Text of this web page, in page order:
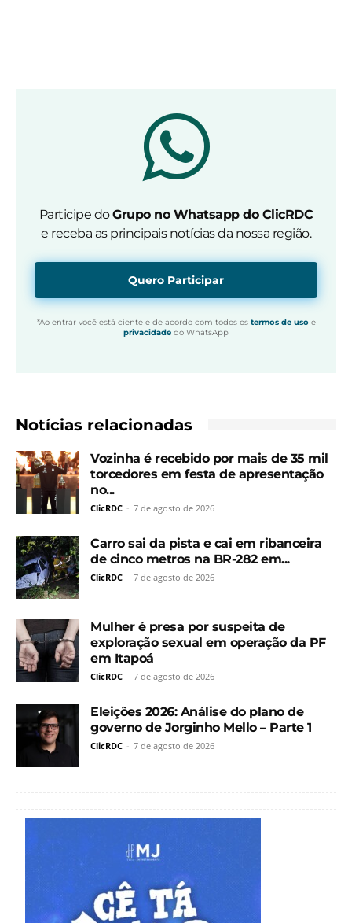
Participe doGrupo no Whatsapp do ClicRDC
e receba as principais notícias da nossa região.
Quero Participar
*Ao entrar você está ciente e de acordo com todos os termos de usoe
privacidade do WhatsApp
Notícias relacionadas
Vozinha é recebido por mais de 35 mil
torcedores em festa de apresentação
no...
ClicRDC - 7 de agosto de 2026
Carro sai da pista e cai em ribanceira
de cinco metros na BR-282 em...
ClicRDC - 7 de agosto de 2026
Mulher é presa por suspeita de
exploração sexual em operação da PF
em Itapoá
ClicRDC - 7 de agosto de 2026
Eleições 2026: Análise do plano de
governo de Jorginho Mello – Parte 1
ClicRDC - 7 de agosto de 2026